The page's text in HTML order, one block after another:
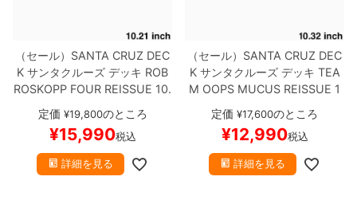
（セール） SANTA CRUZ DEC
K サンタクルーズ デッキ ROB
ROSKOPP FOUR REISSUE 10.
スケートボード スケボー
定価 ¥19,800のところ
¥15,990税込
詳細を見る
（セール） SANTA CRUZ DEC
Kサンタクルーズ デッキ TEA
M OOPS MUCUS REISSUE 1
スケートボード スケボー
定価 ¥17,600のところ
¥12,990税込
詳細を見る